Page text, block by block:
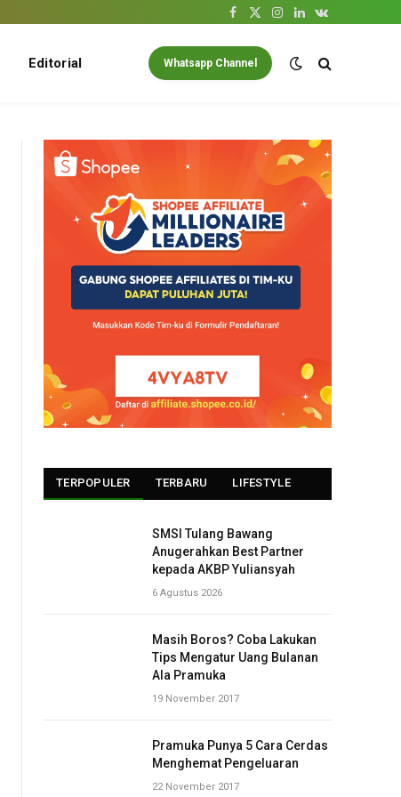
Facebook
X
Instagram
LinkedInVKontakte
Editorial Whatsapp Channel
TERPOPULER TERBARU LIFESTYLE
SMSI Tulang Bawang
Anugerahkan Best Partner
kepada AKBP Yuliansyah
6 Agustus 2026
Masih Boros? Coba Lakukan
Tips Mengatur Uang Bulanan
Ala Pramuka
19 November 2017
Pramuka Punya 5 Cara Cerdas
Menghemat Pengeluaran
22 November 2017